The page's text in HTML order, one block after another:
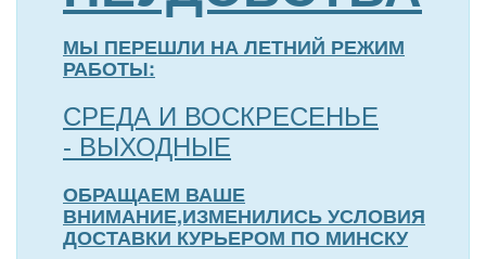
МЫ ПЕРЕШЛИ НА ЛЕТНИЙ РЕЖИМ
РАБОТЫ:
СРЕДА И ВОСКРЕСЕНЬЕ
- ВЫХОДНЫЕ
ОБРАЩАЕМ ВАШЕ
ВНИМАНИЕ,ИЗМЕНИЛИСЬ УСЛОВИЯ
ДОСТАВКИ КУРЬЕРОМ ПО МИНСКУ